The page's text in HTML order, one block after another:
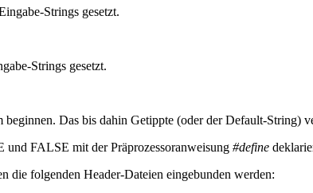
Strings gesetzt.
Strings gesetzt.
Das bis dahin Getippte (oder der Default-
und FALSE mit der Präprozessoranweisung #define
die folgenden Header-Dateien eingebunden werden: